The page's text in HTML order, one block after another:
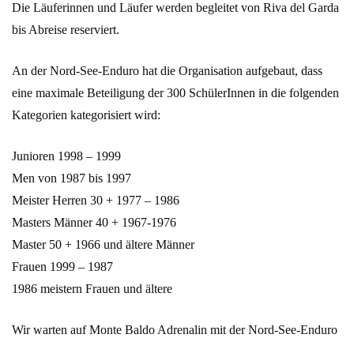
Die Läuferinnen und Läufer werden begleitet von Riva del Garda
bis Abreise reserviert.
An der Nord-See-Enduro hat die Organisation aufgebaut, dass
eine maximale Beteiligung der 300 SchülerInnen in die folgenden
Kategorien kategorisiert wird:
Junioren 1998 – 1999
Men von 1987 bis 1997
Meister Herren 30 + 1977 – 1986
Masters Männer 40 + 1967-1976
Master 50 + 1966 und ältere Männer
Frauen 1999 – 1987
1986 meistern Frauen und ältere
Wir warten auf Monte Baldo Adrenalin mit der Nord-See-Enduro